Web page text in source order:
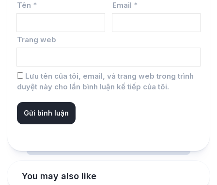
Tên * Email *
Trang web
Lưu tên của tôi, email, và trang web trong trình
duyệt này cho lần bình luận kế tiếp của tôi.
You may also like